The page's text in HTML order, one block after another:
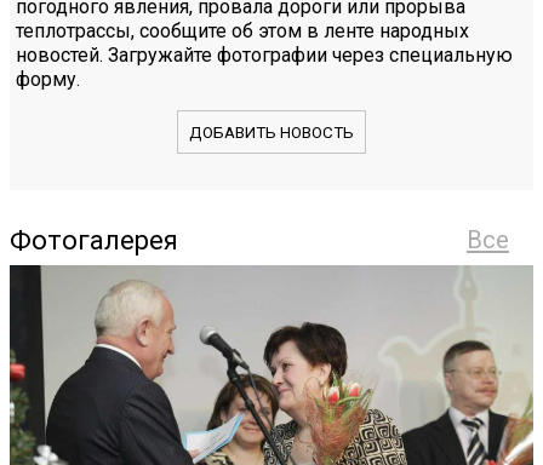
погодного явления, провала дороги или прорыва
теплотрассы, сообщите об этом в ленте народных
новостей. Загружайте фотографии через специальную
форму.
ДОБАВИТЬ НОВОСТЬ
Все
Фотогалерея